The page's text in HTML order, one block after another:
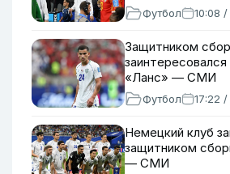
Футбол 10:08
Защитником
«Ланс» — СМИ
Футбол 17:22
Немецкий клуб
защитником
— СМИ